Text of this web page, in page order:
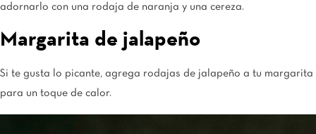
adornarlo con una rodaja de naranja y una cereza.
Margarita de jalapeño
Si te gusta lo picante, agrega rodajas de jalapeño a tu margarita
para un toque de calor.